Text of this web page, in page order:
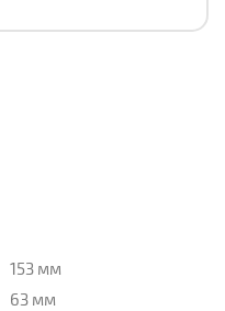
153 мм
63 мм